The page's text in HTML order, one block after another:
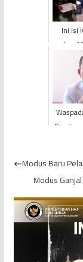
Ini Isi
antara
Modus Baru
Modus